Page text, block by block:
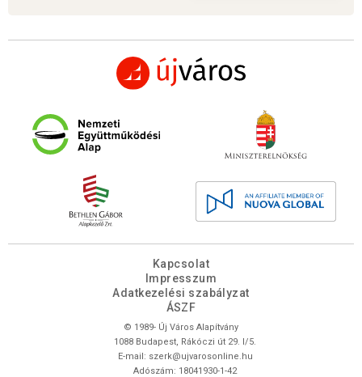
Kapcsolat
Impresszum
Adatkezelési szabályzat
ÁSZF
© 1989- Új Város Alapítvány
1088 Budapest, Rákóczi út 29. I/5.
E-mail: szerk@ujvarosonline.hu
Adószám: 18041930-1-42